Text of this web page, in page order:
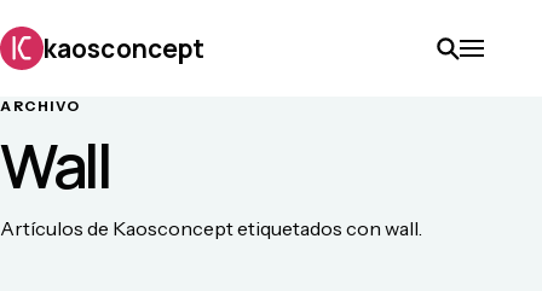
kaosconcept
ARCHIVO
Wall
Artículos de Kaosconcept etiquetados con wall.